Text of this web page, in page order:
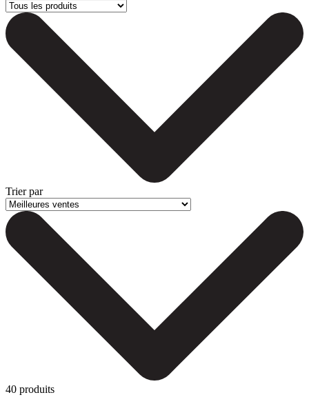
Trier par
40 produits